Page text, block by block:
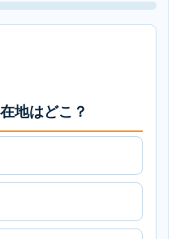
地はどこ？